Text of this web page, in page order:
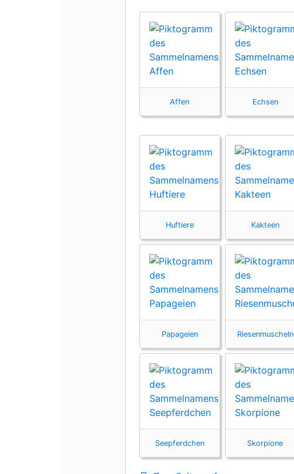
Affen Echsen
Huftiere Kakteen
Papageien Riesenmuscheln
Seepferdchen Skorpione